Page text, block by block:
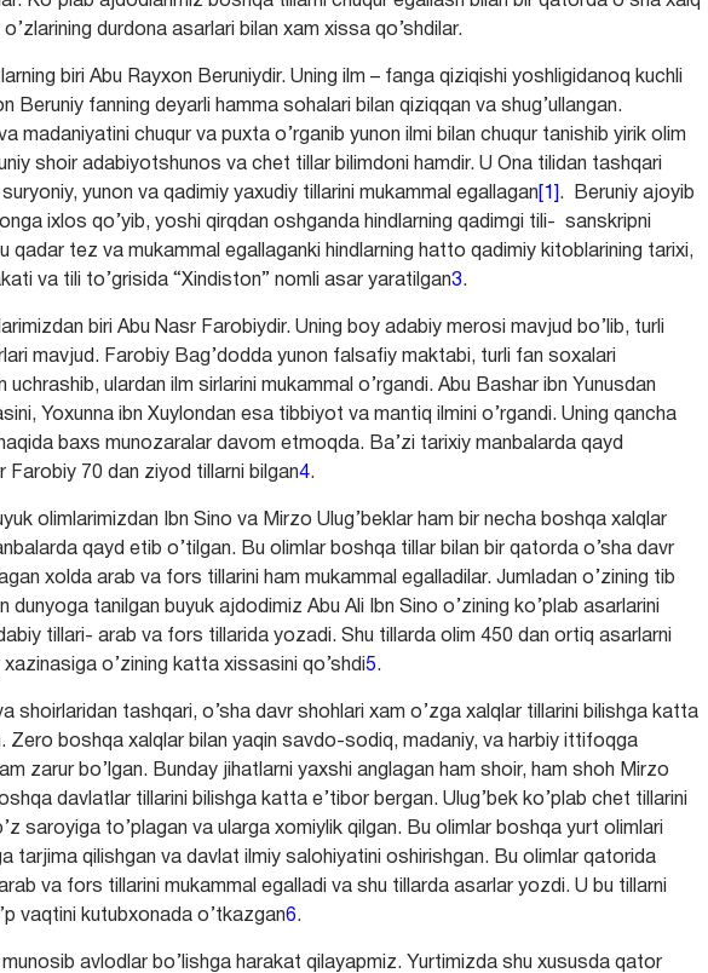
durdona asarlari bilan xam xissa qo’shdilar.
biri Abu Rayxon Beruniydir. Uning ilm – fanga qiziqishi yoshligidanoq kuchli
Beruniy fanning deyarli hamma sohalari bilan qiziqqan va shug’ullangan.
madaniyatini chuqur va puxta o’rganib yunon ilmi bilan chuqur tanishib yirik olim
shoir adabiyotshunos va chet tillar bilimdoni hamdir. U Ona tilidan tashqari
yunon va qadimiy yaxudiy tillarini mukammal egallagan [1] . Beruniy ajoyib
ixlos qo’yib, yoshi qirqdan oshganda hindlarning qadimgi tili- sanskripni
qadar tez va mukammal egallaganki hindlarning hatto qadimiy kitoblarining tarixi,
va tili to’grisida “Xindiston” nomli asar yaratilgan3.
biri Abu Nasr Farobiydir. Uning boy adabiy merosi mavjud bo’lib, turli
mavjud. Farobiy Bag’dodda yunon falsafiy maktabi, turli fan soxalari
uchrashib, ulardan ilm sirlarini mukammal o’rgandi. Abu Bashar ibn Yunusdan
Yoxunna ibn Xuylondan esa tibbiyot va mantiq ilmini o’rgandi. Uning qancha
baxs munozaralar davom etmoqda. Ba’zi tarixiy manbalarda qayd
Farobiy 70 dan ziyod tillarni bilgan4.
olimlarimizdan Ibn Sino va Mirzo Ulug’beklar ham bir necha boshqa xalqlar
qayd etib o’tilgan. Bu olimlar boshqa tillar bilan bir qatorda o’sha davr
xolda arab va fors tillarini ham mukammal egalladilar. Jumladan o’zining tib
dunyoga tanilgan buyuk ajdodimiz Abu Ali Ibn Sino o’zining ko’plab asarlarini
tillari- arab va fors tillarida yozadi. Shu tillarda olim 450 dan ortiq asarlarni
o’zining katta xissasini qo’shdi5.
shoirlaridan tashqari, o’sha davr shohlari xam o’zga xalqlar tillarini bilishga katta
Zero boshqa xalqlar bilan yaqin savdo-sodiq, madaniy, va harbiy ittifoqga
zarur bo’lgan. Bunday jihatlarni yaxshi anglagan ham shoir, ham shoh Mirzo
davlatlar tillarini bilishga katta e’tibor bergan. Ulug’bek ko’plab chet tillarini
saroyiga to’plagan va ularga xomiylik qilgan. Bu olimlar boshqa yurt olimlari
tarjima qilishgan va davlat ilmiy salohiyatini oshirishgan. Bu olimlar qatorida
va fors tillarini mukammal egalladi va shu tillarda asarlar yozdi. U bu tillarni
vaqtini kutubxonada o’tkazgan6.
avlodlar bo’lishga harakat qilayapmiz. Yurtimizda shu xususda qator